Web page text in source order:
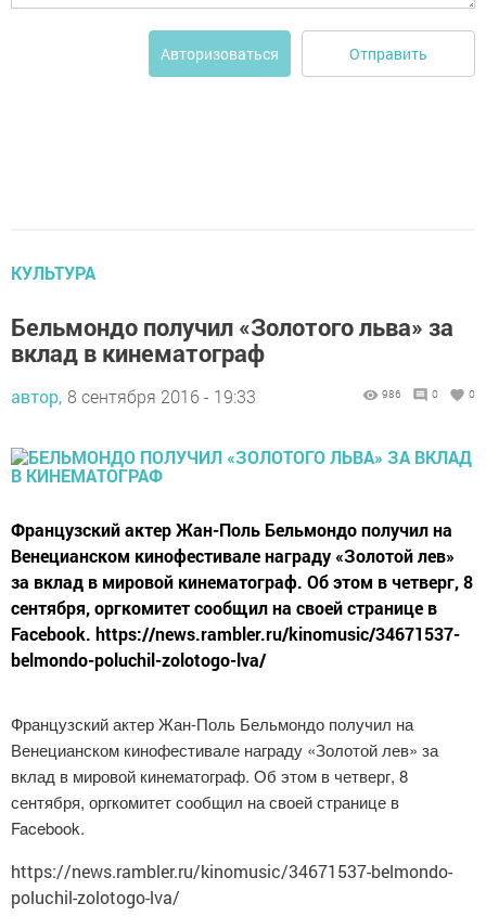
Авторизоваться Отправить
КУЛЬТУРА
Бельмондо получил «Золотого льва» за
вклад в кинематограф
автор, 8 сентября 2016 - 19:33 986 0 0
Французский актер Жан-Поль Бельмондо получил на
Венецианском кинофестивале награду «Золотой лев»
за вклад в мировой кинематограф. Об этом в четверг, 8
сентября, оргкомитет сообщил на своей странице в
Facebook. https://news.rambler.ru/kinomusic/34671537-
belmondo-poluchil-zolotogo-lva/
Французский актер Жан-Поль Бельмондо получил на
Венецианском кинофестивале награду «Золотой лев» за
вклад в мировой кинематограф. Об этом в четверг, 8
сентября, оргкомитет сообщил на своей странице в
Facebook.
https://news.rambler.ru/kinomusic/34671537-belmondo-
poluchil-zolotogo-lva/